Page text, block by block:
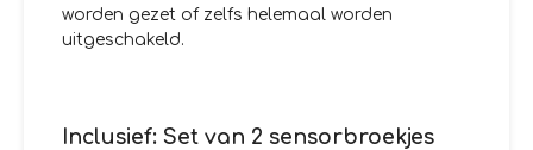
worden gezet of zelfs helemaal worden
uitgeschakeld.
Inclusief: Set van 2 sensorbroekjes